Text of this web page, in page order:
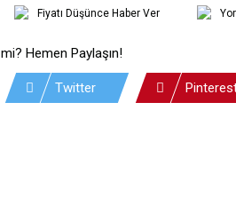
Fiyatı Düşünce Haber Ver
Hemen Paylaşın!
Twitter